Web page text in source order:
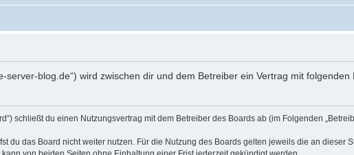
server-blog.de“) wird zwischen dir und dem Betreiber ein Vertrag mit
schließt du einen Nutzungsvertrag mit dem Betreiber des Boards ab (im Folgenden
du das Board nicht weiter nutzen. Für die Nutzung des Boards gelten jeweils die an dieser